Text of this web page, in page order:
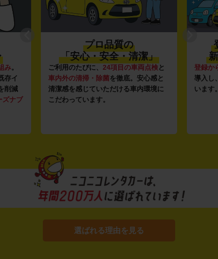
み。
存イ
削減
ズナブ
プロ品質の
「安心・安全・清潔」
ご利用のたびに、 24項目の車両点検と
車内外の清掃・除菌を徹底。安心感と
清潔感を感じていただける車内環境に
こだわっています。
登録か
導入し
います
選ばれる理由を見る